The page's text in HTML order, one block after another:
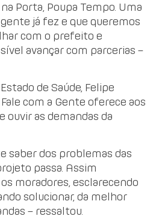
Porta, Poupa Tempo. Uma
já fez e que queremos
com o prefeito e
avançar com parcerias –
de Saúde, Felipe
com a Gente oferece aos
ouvir as demandas da
saber dos problemas das
passa. Assim
moradores, esclarecendo
solucionar, da melhor
– ressaltou.